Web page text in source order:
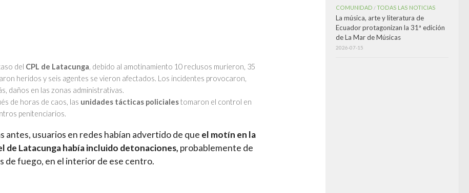
del CPL de Latacunga, debido al amotinamiento 10 reclusos murieron, 35
heridos y seis agentes se vieron afectados. Los incidentes provocaron,
daños en las zonas administrativas.
de horas de caos, las unidades tácticas policialestomaron el control en
penitenciarios.
antes, usuarios en redes habían advertido de que el motín en la
de Latacunga había incluido detonaciones, probablemente de
de fuego, en el interior de ese centro.
COMUNIDAD /TODAS LAS NOTICIAS
La música, arte y literatura de
Ecuador protagonizan la 31ª edición
de La Mar de Músicas
2026-07-15